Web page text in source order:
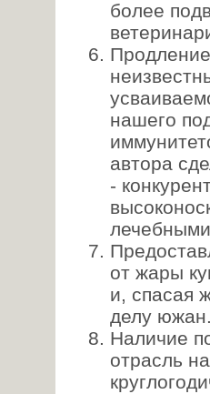
более
нашего
автора
-
от жары
и, спасая
делу
Наличие
отрасль